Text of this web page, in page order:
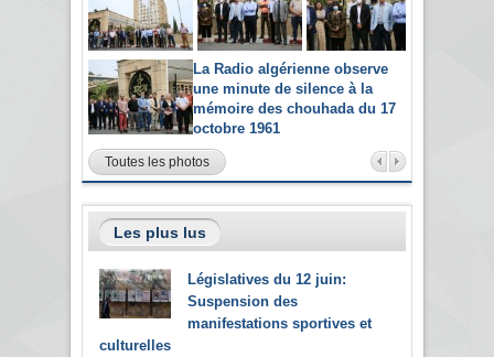
La Radio algérienne observe
une minute de silence à la
mémoire des chouhada du 17
octobre 1961
Toutes les photos
Les plus lus
Législatives du 12 juin:
Suspension des
manifestations sportives et
culturelles